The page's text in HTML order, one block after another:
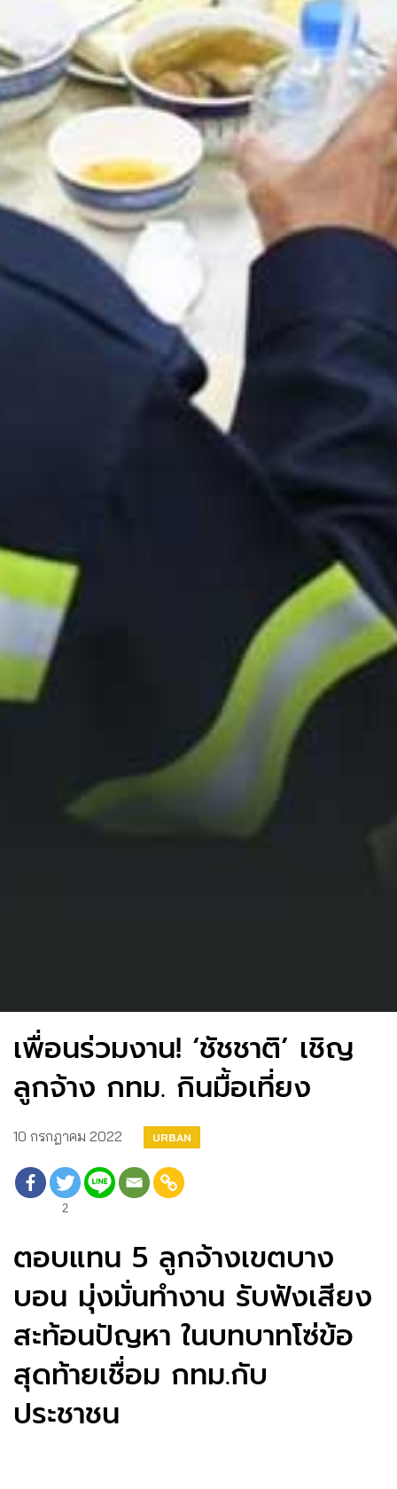
เพื่อนร่วมงาน! ‘ชัชชาติ’ เชิญ
ลูกจ้าง กทม. กินมื้อเที่ยง
10 กรกฎาคม 2022 URBAN
2
ตอบแทน 5 ลูกจ้างเขตบาง
บอน มุ่งมั่นทำงาน รับฟังเสียง
สะท้อนปัญหา ในบทบาทโซ่ข้อ
สุดท้ายเชื่อม กทม.กับ
ประชาชน